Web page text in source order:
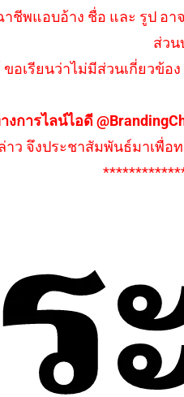
พแอบอ้าง ชื่อ และ รูป อา
ส่ว
อเรียนว่าไม่มีส่วนเกี่ยวข้อ
การไลน์ไอดี
าว จึงประชาสัมพันธ์มาเพื่อ